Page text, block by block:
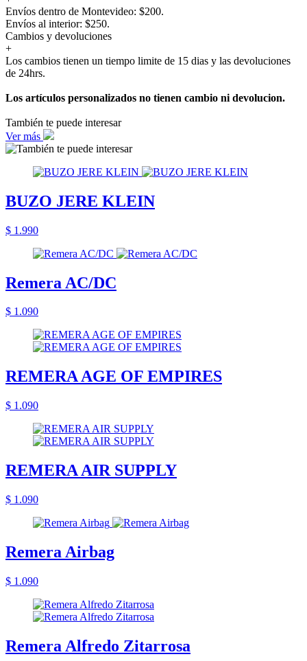
Envíos dentro de Montevideo: $200.
Envíos al interior: $250.
Cambios y devoluciones
+
Los cambios tienen un tiempo limite de 15 dias y las devoluciones
de 24hrs.
Los artículos personalizados no tienen cambio ni devolucion.
También te puede interesar
Ver más
BUZO JERE KLEIN
$ 1.990
Remera AC/DC
$ 1.090
REMERA AGE OF EMPIRES
$ 1.090
REMERA AIR SUPPLY
$ 1.090
Remera Airbag
$ 1.090
Remera Alfredo Zitarrosa